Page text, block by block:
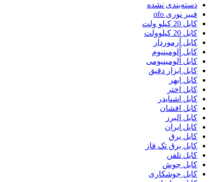
دسته‌بندی نشده
فیبر نوری ofo
کابل 20 کیلو ولت
کابل 20 کیلوولت
کابل آرموردار
کابل آلومینیوم
کابل آلومینیومی
کابل ابزار دقیق
کابل ابهر
کابل اختر
کابل اشنایدر
کابل افشان
کابل البرز
کابل ایران
کابل برق
کابل برق تک فاز
کابل تلفن
کابل جوش
کابل جوشکاری